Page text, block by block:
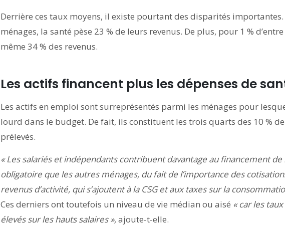
Derrière ces taux moyens, il existe pourtant des disparités importantes.
ménages, la santé pèse 23 % de leurs revenus. De plus, pour 1 %
même 34 % des revenus.
Les actifs financent plus les dépenses de
Les actifs en emploi sont surreprésentés parmi les ménages pour
lourd dans le budget. De fait, ils constituent les trois quarts des 10 %
prélevés.
« Les salariés et indépendants contribuent davantage au financement de
obligatoire que les autres ménages, du fait de l’importance des
revenus d’activité, qui s’ajoutent à la CSG et aux taxes sur la
Ces derniers ont toutefois un niveau de vie médian ou aisé « car les
élevés sur les hauts salaires »,ajoute-t-elle.